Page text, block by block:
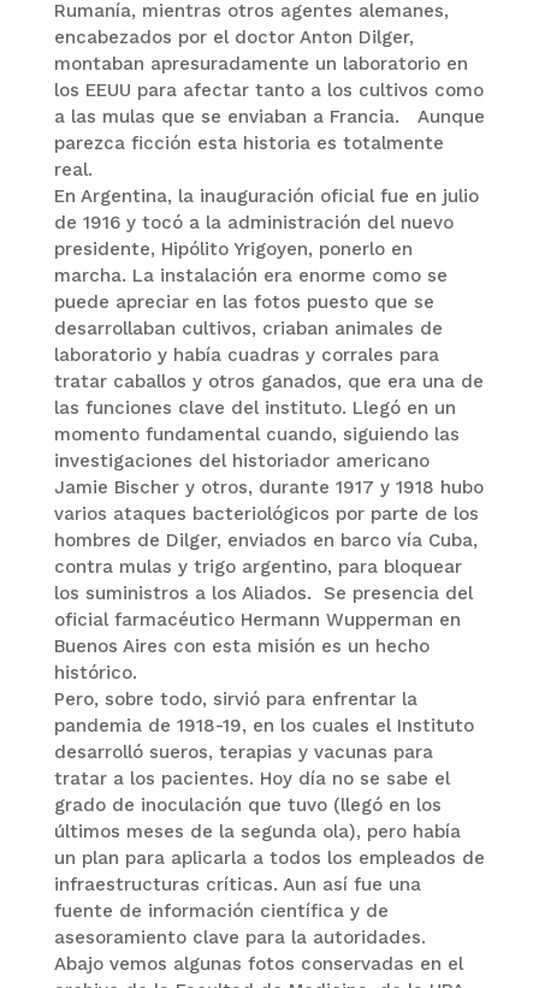
Rumanía, mientras otros agentes alemanes,
encabezados por el doctor Anton Dilger,
montaban apresuradamente un laboratorio en
los EEUU para afectar tanto a los cultivos como
a las mulas que se enviaban a Francia. Aunque
parezca ficción esta historia es totalmente
real.
En Argentina, la inauguración oficial fue en julio
de 1916 y tocó a la administración del nuevo
presidente, Hipólito Yrigoyen, ponerlo en
marcha. La instalación era enorme como se
puede apreciar en las fotos puesto que se
desarrollaban cultivos, criaban animales de
laboratorio y había cuadras y corrales para
tratar caballos y otros ganados, que era una de
las funciones clave del instituto. Llegó en un
momento fundamental cuando, siguiendo las
investigaciones del historiador americano
Jamie Bischer y otros, durante 1917 y 1918 hubo
varios ataques bacteriológicos por parte de los
hombres de Dilger, enviados en barco vía Cuba,
contra mulas y trigo argentino, para bloquear
los suministros a los Aliados. Se presencia del
oficial farmacéutico Hermann Wupperman en
Buenos Aires con esta misión es un hecho
histórico.
Pero, sobre todo, sirvió para enfrentar la
pandemia de 1918-19, en los cuales el Instituto
desarrolló sueros, terapias y vacunas para
tratar a los pacientes. Hoy día no se sabe el
grado de inoculación que tuvo (llegó en los
últimos meses de la segunda ola), pero había
un plan para aplicarla a todos los empleados de
infraestructuras críticas. Aun así fue una
fuente de información científica y de
asesoramiento clave para la autoridades.
Abajo vemos algunas fotos conservadas en el